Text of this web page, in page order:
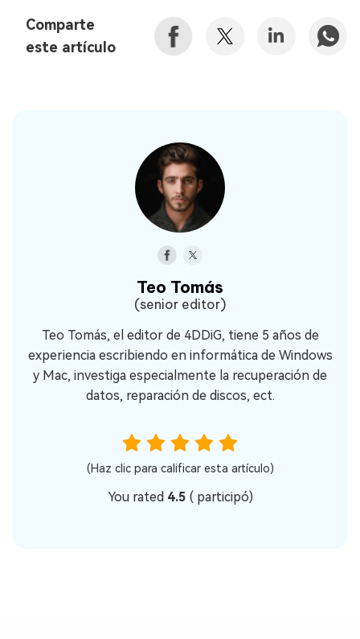
Comparte
este artículo
Teo Tomás
(senior editor)
Teo Tomás, el editor de 4DDiG, tiene 5 años de
experiencia escribiendo en informática de Windows
y Mac, investiga especialmente la recuperación de
datos, reparación de discos, ect.
(Haz clic para calificar esta artículo)
You rated 4.5 (participó)